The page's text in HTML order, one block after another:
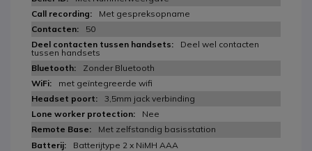
Met gespreksopname
50
Deel wel contacten
tussen handsets
Zonder Bluetooth
met geïntegreerde wifi
3,5mm jack verbinding
Nee
Met zelfstandig basisstation
Batterijtype 2 x NiMH AAA